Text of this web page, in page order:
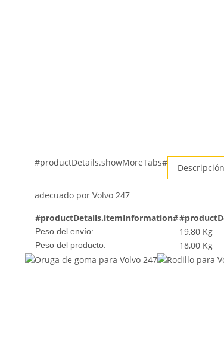
#productDetails.showMoreTabs# Descripción
adecuado por Volvo 247
#productDetails.itemInformation#
Peso del envío: 19,80 Kg
Peso del producto: 18,00 Kg